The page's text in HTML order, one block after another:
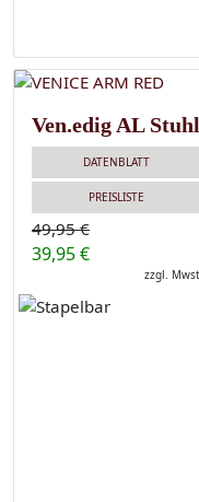
Ven.edig AL Stuhl
DATENBLATT
PREISLISTE
49,95 €
39,95 €
zzgl. Mwst